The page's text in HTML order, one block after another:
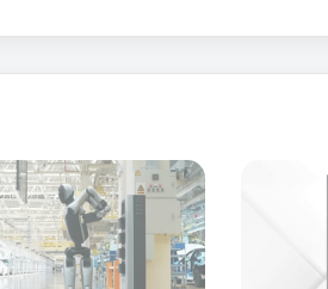
ل
ع
ا
ل
ي
و